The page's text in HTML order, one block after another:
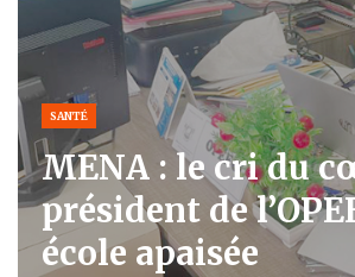
SANTÉ
MENA : le cri du
président de
école apaisée